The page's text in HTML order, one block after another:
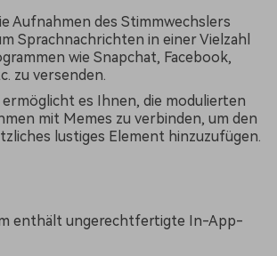
Aufnahmen des Stimmwechslers
Sprachnachrichten in einer Vielzahl
wie Snapchat, Facebook,
zu versenden.
ermöglicht es Ihnen, die modulierten
mit Memes zu verbinden, um den
lustiges Element hinzuzufügen.
enthält ungerechtfertigte In-App-